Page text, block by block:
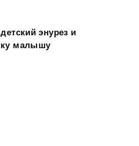
энурез и
малышу